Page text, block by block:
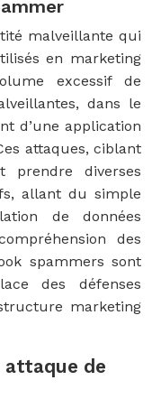
malveillante qui
en marketing
excessif de
dans le
d’une application
attaques, ciblant
prendre diverses
allant du simple
de données
des
spammers sont
des défenses
marketing
de